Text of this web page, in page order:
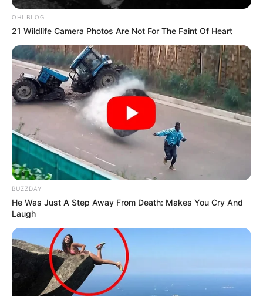
OHI BLOG
21 Wildlife Camera Photos Are Not For The Faint Of Heart
BUZZDAY
He Was Just A Step Away From Death: Makes You Cry And
Laugh